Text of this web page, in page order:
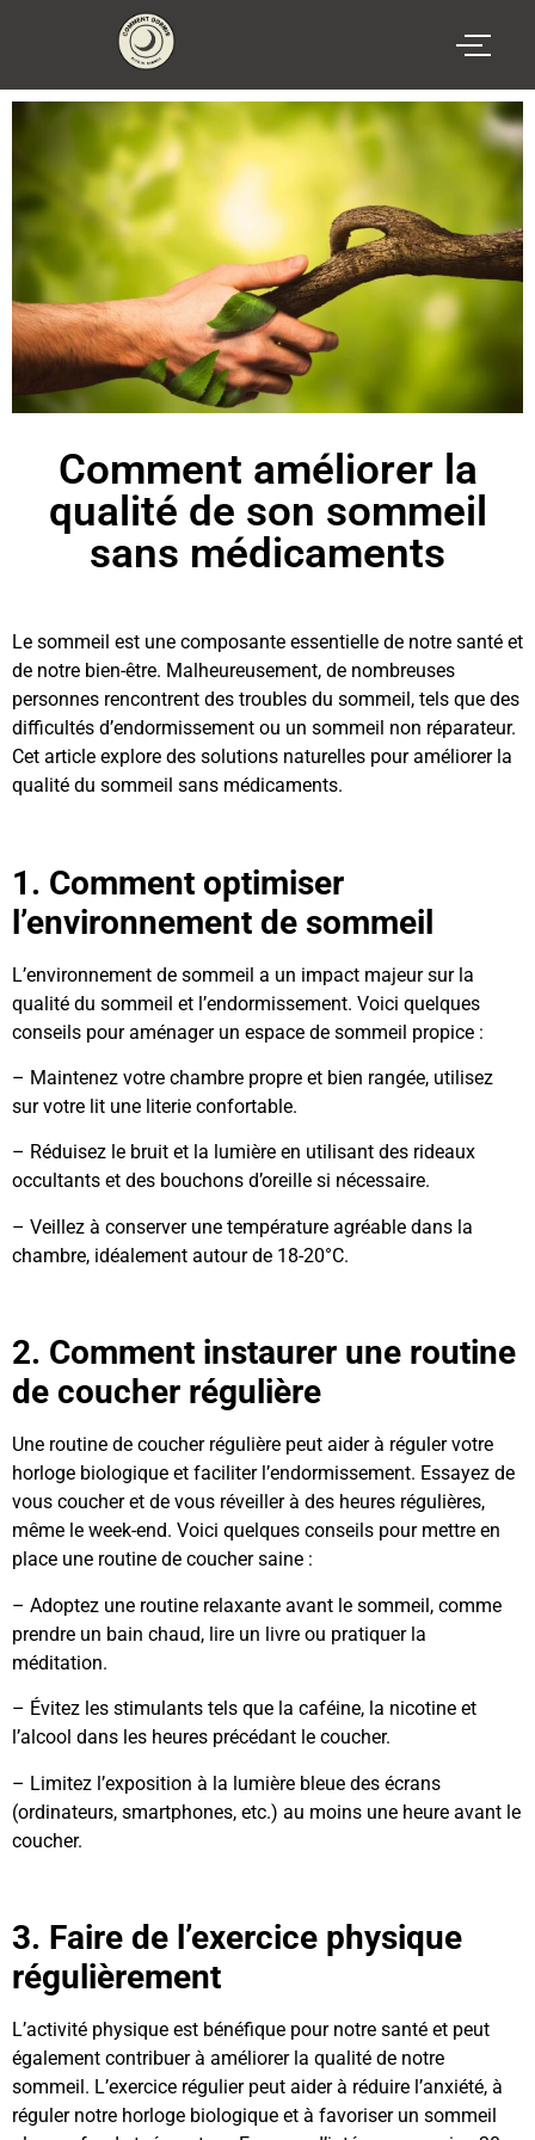
Comment améliorer la
qualité de son sommeil
sans médicaments
Le sommeil est une composante essentielle de notre santé et
de notre bien-être. Malheureusement, de nombreuses
personnes rencontrent des troubles du sommeil, tels que des
difficultés d’endormissement ou un sommeil non réparateur.
Cet article explore des solutions naturelles pour améliorer la
qualité du sommeil sans médicaments.
1. Comment optimiser
l’environnement de sommeil
L’environnement de sommeil a un impact majeur sur la
qualité du sommeil et l’endormissement. Voici quelques
conseils pour aménager un espace de sommeil propice :
– Maintenez votre chambre propre et bien rangée, utilisez
sur votre lit une literie confortable.
– Réduisez le bruit et la lumière en utilisant des rideaux
occultants et des bouchons d’oreille si nécessaire.
– Veillez à conserver une température agréable dans la
chambre, idéalement autour de 18-20°C.
2. Comment instaurer une routine
de coucher régulière
Une routine de coucher régulière peut aider à réguler votre
horloge biologique et faciliter l’endormissement. Essayez de
vous coucher et de vous réveiller à des heures régulières,
même le week-end. Voici quelques conseils pour mettre en
place une routine de coucher saine :
– Adoptez une routine relaxante avant le sommeil, comme
prendre un bain chaud, lire un livre ou pratiquer la
méditation.
– Évitez les stimulants tels que la caféine, la nicotine et
l’alcool dans les heures précédant le coucher.
– Limitez l’exposition à la lumière bleue des écrans
(ordinateurs, smartphones, etc.) au moins une heure avant le
coucher.
3. Faire de l’exercice physique
régulièrement
L’activité physique est bénéfique pour notre santé et peut
également contribuer à améliorer la qualité de notre
sommeil. L’exercice régulier peut aider à réduire l’anxiété, à
réguler notre horloge biologique et à favoriser un sommeil